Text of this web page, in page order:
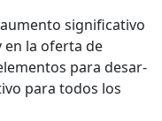
sig­ni­fica­ti­vo
en la ofer­ta de
para desar­
para todos los